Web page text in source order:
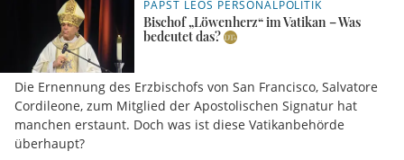
PAPST LEOS PERSONALPOLITIK
Bischof „Löwenherz“ im Vatikan – Was
bedeutet das?
Die Ernennung des Erzbischofs von San Francisco, Salvatore
Cordileone, zum Mitglied der Apostolischen Signatur hat
manchen erstaunt. Doch was ist diese Vatikanbehörde
überhaupt?